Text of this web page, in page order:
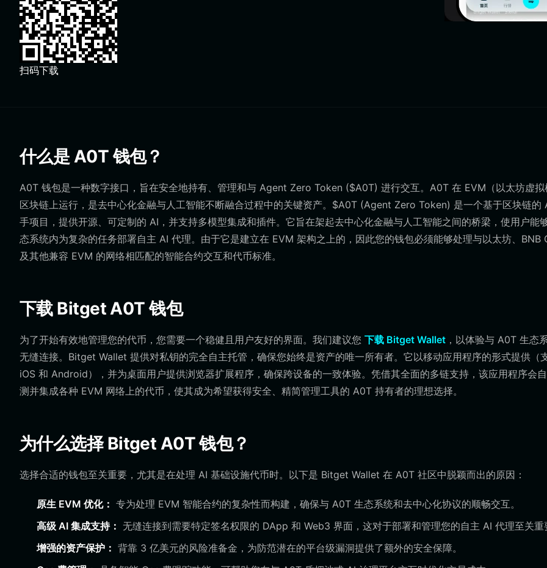
扫码下载
什么是 A0T 钱包？
A0T 钱包是一种数字接口，旨在安全地持有、管理和与 Agent Zero Token ($A0T) 进行交互。A0T 在 EVM（以太坊虚拟
区块链上运行，是去中心化金融与人工智能不断融合过程中的关键资产。$A0T (Agent Zero Token) 是一个基于区块链的
手项目，提供开源、可定制的 AI，并支持多模型集成和插件。它旨在架起去中心化金融与人工智能之间的桥梁，使用户能
态系统内为复杂的任务部署自主 AI 代理。由于它是建立在 EVM 架构之上的，因此您的钱包必须能够处理与以太坊、BNB
及其他兼容 EVM 的网络相匹配的智能合约交互和代币标准。
下载 Bitget A0T 钱包
为了开始有效地管理您的代币，您需要一个稳健且用户友好的界面。我们建议您 下载 Bitget Wallet ，以体验与 A0T 生态
无缝连接。Bitget Wallet 提供对私钥的完全自主托管，确保您始终是资产的唯一所有者。它以移动应用程序的形式提供（
iOS 和 Android），并为桌面用户提供浏览器扩展程序，确保跨设备的一致体验。凭借其全面的多链支持，该应用程序会
测并集成各种 EVM 网络上的代币，使其成为希望获得安全、精简管理工具的 A0T 持有者的理想选择。
为什么选择 Bitget A0T 钱包？
选择合适的钱包至关重要，尤其是在处理 AI 基础设施代币时。以下是 Bitget Wallet 在 A0T 社区中脱颖而出的原因：
原生 EVM 优化： 专为处理 EVM 智能合约的复杂性而构建，确保与 A0T 生态系统和去中心化协议的顺畅交互。
高级 AI 集成支持： 无缝连接到需要特定签名权限的 DApp 和 Web3 界面，这对于部署和管理您的自主 AI 代理至关重
增强的资产保护： 背靠 3 亿美元的风险准备金，为防范潜在的平台级漏洞提供了额外的安全保障。